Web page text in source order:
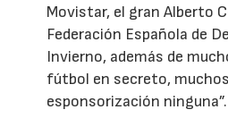
Movistar, el gran Alberto
Federación Española de
Invierno, además de
fútbol en secreto,
esponsorización ninguna”.